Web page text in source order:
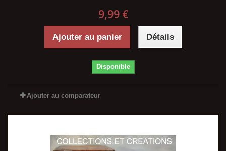
9,99 €
Ajouter au panier Détails
Disponible
Ajouter au comparateur